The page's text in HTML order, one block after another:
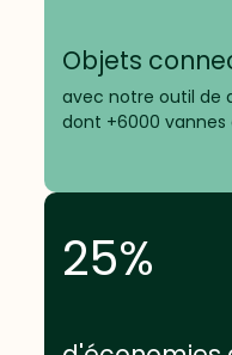
Objets
avec notre outil de
dont +6000
25%